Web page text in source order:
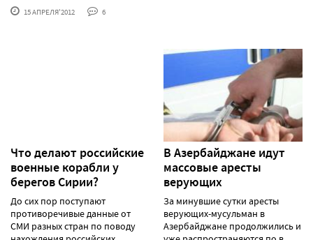
15 АПРЕЛЯ'2012 6
Что делают российские
военные корабли у
берегов Сирии?
До сих пор поступают
противоречивые данные от
СМИ разных стран по поводу
В Азербайджане идут
массовые аресты
верующих
За минувшие сутки аресты
верующих-мусульман в
Азербайджане продолжились и